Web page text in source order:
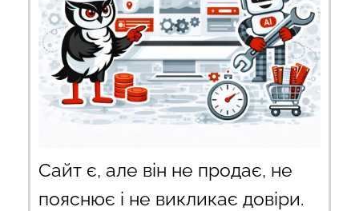
Сайт є, але він не продає, не
пояснює і не викликає довіри.